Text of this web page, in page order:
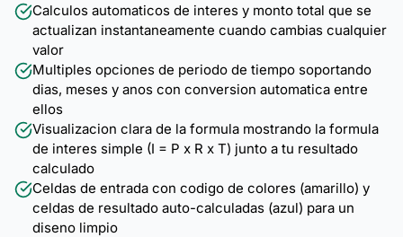
Calculos automaticos de interes y monto total que se
actualizan instantaneamente cuando cambias cualquier
valor
Multiples opciones de periodo de tiempo soportando
dias, meses y anos con conversion automatica entre
ellos
Visualizacion clara de la formula mostrando la formula
de interes simple (I = P x R x T) junto a tu resultado
calculado
Celdas de entrada con codigo de colores (amarillo) y
celdas de resultado auto-calculadas (azul) para un
diseno limpio